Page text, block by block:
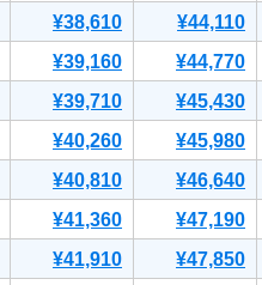
¥38,610 ¥44,110
¥39,160 ¥44,770
¥39,710 ¥45,430
¥40,260 ¥45,980
¥40,810 ¥46,640
¥41,360 ¥47,190
¥41,910 ¥47,850